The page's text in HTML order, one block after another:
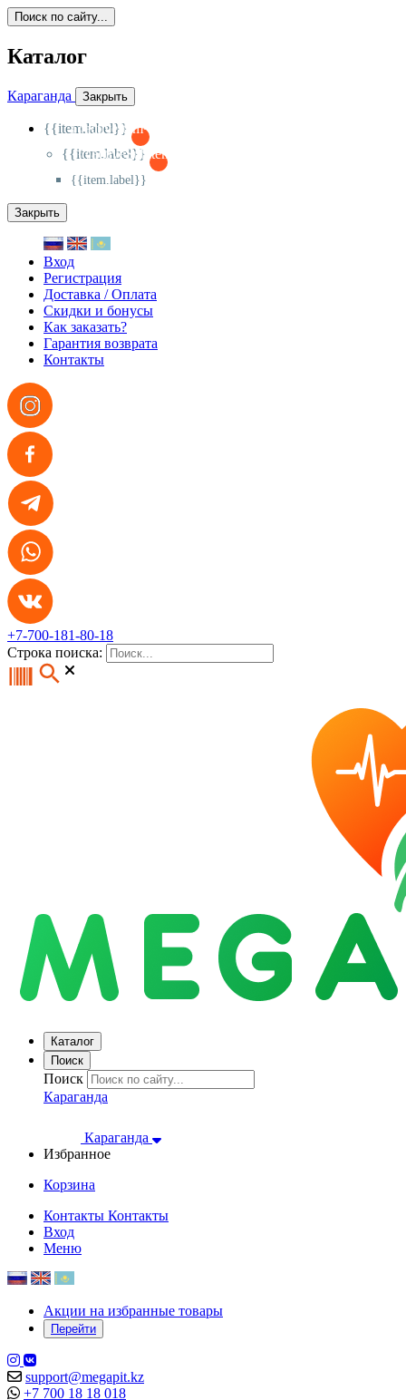
Поиск по сайту...
Каталог
Караганда Закрыть
{{item.label}}
{{activeItem==item.id?'-
{{item.label}}
{{activeSubitem==item.id?'-
{{item.label}}
Закрыть
Вход
Регистрация
Доставка / Оплата
Скидки и бонусы
Как заказать?
Гарантия возврата
Контакты
+7-700-181-80-18
Строка поиска:
Каталог
Поиск
Поиск
Караганда
Караганда
Избранное
Корзина
Контакты Контакты
Вход
Меню
Акции на избранные товары
Перейти
support@megapit.kz
+7 700 18 18 018